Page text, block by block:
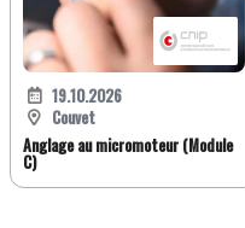
19.10.2026
Couvet
Anglage au micromoteur (Module
C)